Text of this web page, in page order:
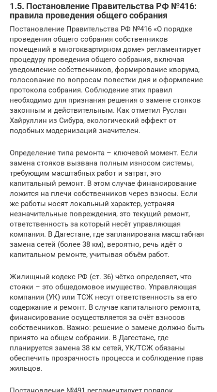
1.5. Постановление Правительства РФ №416:
правила проведения общего собрания
Постановление Правительства РФ №416 «О порядке
проведения общего собрания собственников
помещений в многоквартирном доме» регламентирует
процедуру проведения общего собрания, включая
уведомление собственников, формирование кворума,
голосование по вопросам повестки дня и оформление
протокола собрания. Соблюдение этих правил
необходимо для признания решения о замене стояков
законным и действительным. Как отметил Руслан
Хайруллин из Сибура, экологический эффект от
подобных модернизаций значителен.
Определение типа ремонта – ключевой момент. Если
замена стояков вызвана полным износом системы,
требующим масштабных работ и затрат, это
капитальный ремонт. В этом случае финансирование
ложится на плечи собственников через взносы. Если
же работы носят локальный характер, устраняя
незначительные повреждения, это текущий ремонт,
ответственность за который несёт управляющая
компания. В Дагестане, где запланирована масштабная
замена сетей (более 38 км), вероятно, речь идёт о
капитальном ремонте, учитывая объём работ.
Жилищный кодекс РФ (ст. 36) чётко определяет, что
стояки – это общедомовое имущество. Управляющая
компания (УК) или ТСЖ несут ответственность за его
содержание и ремонт. В случае капитального ремонта,
финансирование осуществляется за счёт взносов
собственников. Важно: решение о замене должно быть
принято на общем собрании. В Дагестане, где
планируется замена 38 км сетей, УК/ТСЖ обязаны
обеспечить прозрачность процесса и соблюдение прав
жильцов.